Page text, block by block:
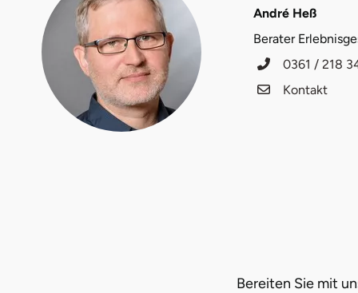
André Heß
Berater
0361 / 218
Kontakt
Bereiten Sie mit
Gersfeld
Gotha
Göppingen